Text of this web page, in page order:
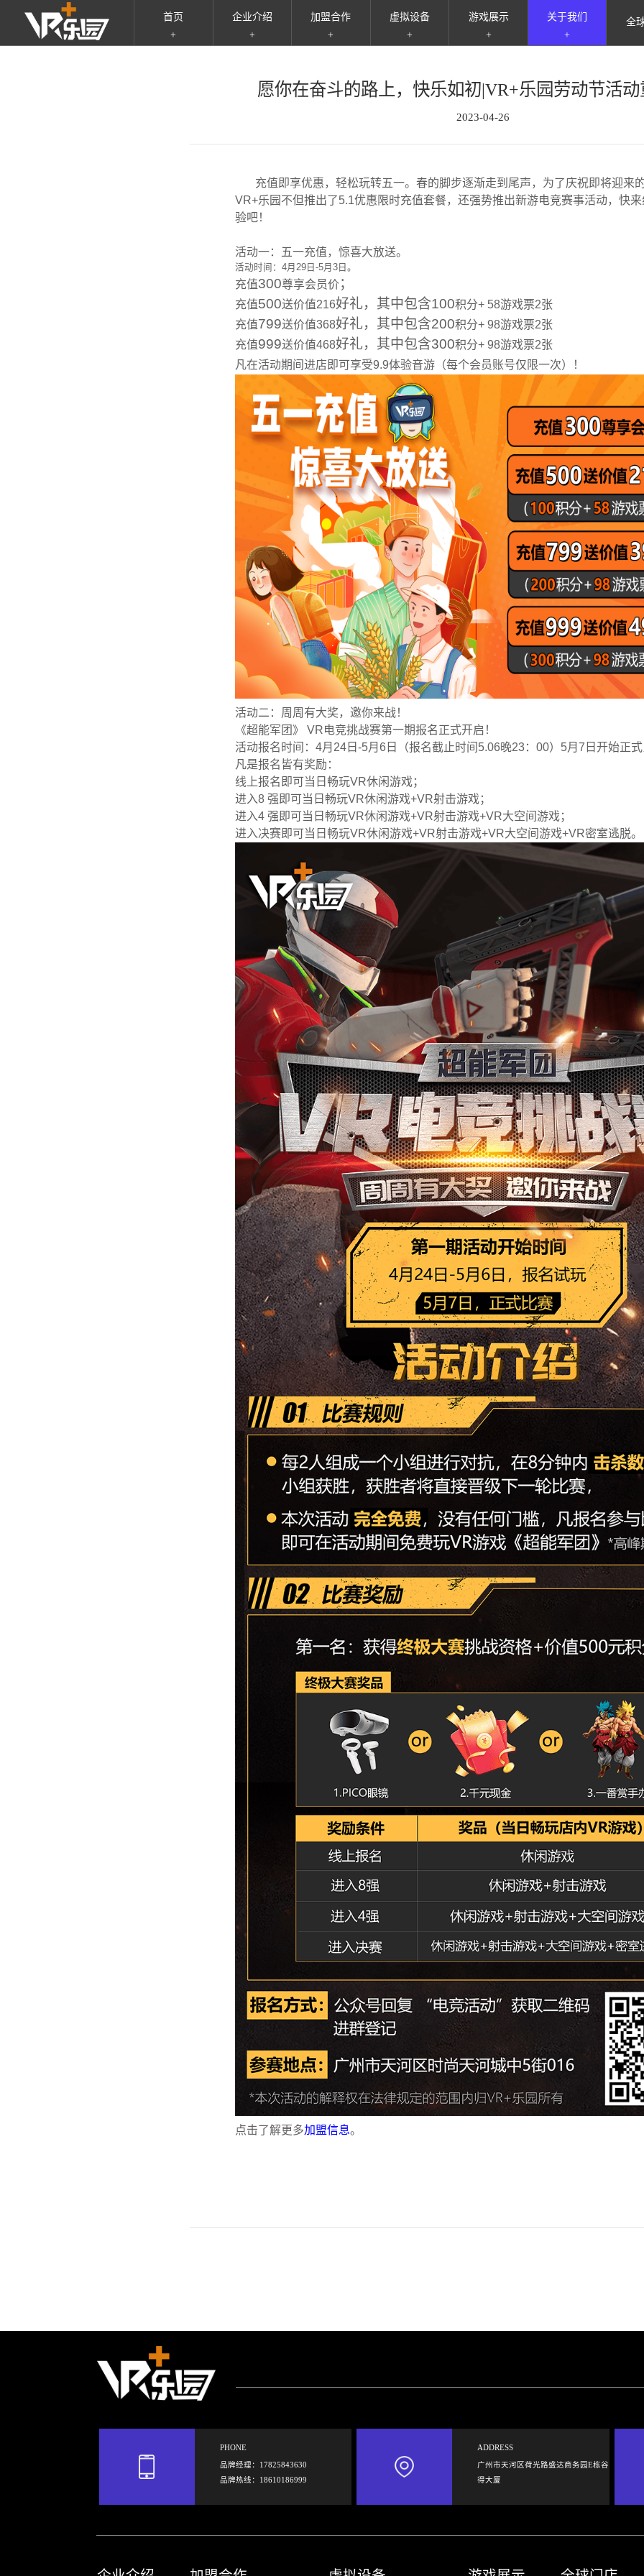
首页
+
企业介绍
+
企业荣誉
加盟合作
+
行业优势
玩家热评
虚拟设备
+
疯狂加特林
无限战争
越野狂飙（双人）
游戏展示
+
育碧游戏
关于我们
+
联系我们
全
愿你在奋斗的路上，快乐如初|VR+乐园劳动节活
2023-04-26
充值即享优惠，轻松玩转五一。春的脚步逐渐走到尾声，为了庆祝即将迎来
VR+乐园不但推出了5.1优惠限时充值套餐，还强势推出新游电竞赛事活动，快
验吧！
活动一：五一充值，惊喜大放送。
活动时间：4月29日-5月3日。
充值300尊享会员价；
充值500送价值216好礼，其中包含100积分+58游戏票2张
充值799送价值368好礼，其中包含200积分+ 98游戏票2张
充值999送价值468好礼，其中包含300积分+ 98游戏票2张
凡在活动期间进店即可享受9.9体验音游（每个会员账号仅限一次）！
活动二：周周有大奖，邀你来战！
《超能军团》
VR电竞挑战赛第一期报名正式开启！
活动报名时间： 4月24日-5月6日（报名截止时间5.06晚23：00）5月7日开始正
凡是报名皆有奖励：
线上报名即可当日畅玩VR休闲游戏；
进入8 强即可当日畅玩VR休闲游戏+VR射击游戏；
进入4 强即可当日畅玩VR休闲游戏+VR射击游戏+VR大空间游戏；
进入决赛即可当日畅玩VR休闲游戏+VR射击游戏+VR大空间游戏+VR密室逃脱。
点击了解更多加盟信息。
PHONE
品牌经理：17825843630
品牌热线：18610186999
ADDRESS
广州市天河区荷光路盛达商务园E栋谷
得大厦